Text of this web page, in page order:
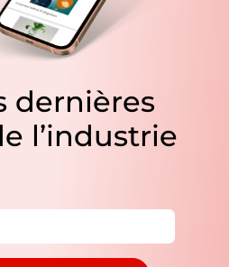
dernières
l’industrie